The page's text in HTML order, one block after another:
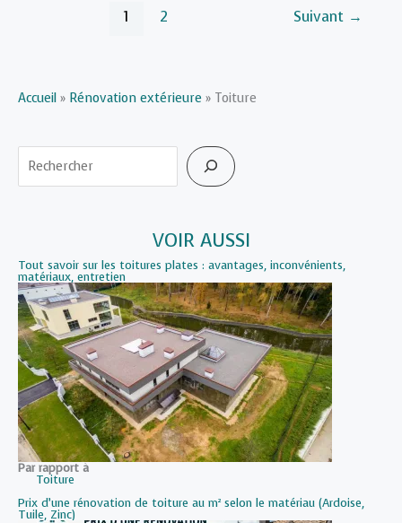
:
méthode
de
1 2 Suivant →
Accueil » Rénovation extérieure » Toiture
Rechercher
VOIR AUSSI
Tout savoir sur les toitures plates : avantages, inconvénients,
matériaux, entretien
Par rapport à
Toiture
Prix d’une rénovation de toiture au m² selon le matériau (Ardoise,
Tuile, Zinc)